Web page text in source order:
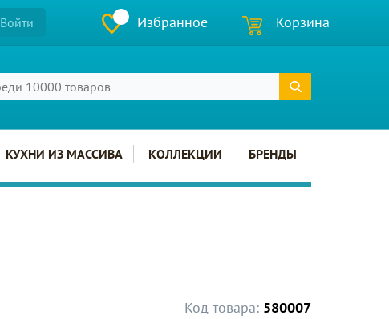
Войти Избранное Корзина
КУХНИ ИЗ МАССИВА КОЛЛЕКЦИИ БРЕНДЫ
Код товара: 580007